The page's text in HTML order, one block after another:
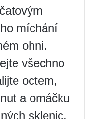
míchání
ohni.
všechno
octem,
a omáčku
sklenic.